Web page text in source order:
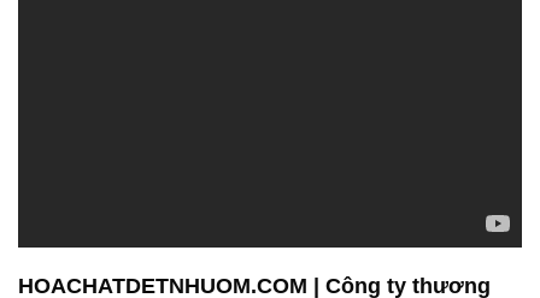
Chào mừng bạn đến với Công Ty Hóa Chất Đắc
Trường Phát – đối tác đáng tin cậy trong lĩnh vực